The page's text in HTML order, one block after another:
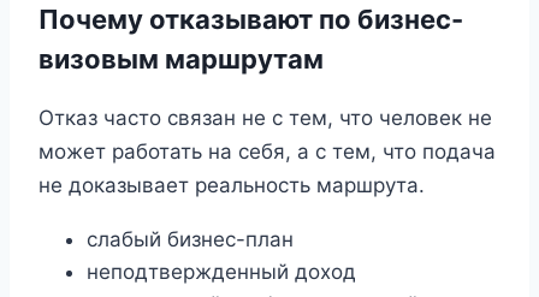
Почему отказывают по бизнес-
визовым маршрутам
Отказ часто связан не с тем, что человек не
может работать на себя, а с тем, что подача
не доказывает реальность маршрута.
слабый бизнес-план
неподтвержденный доход